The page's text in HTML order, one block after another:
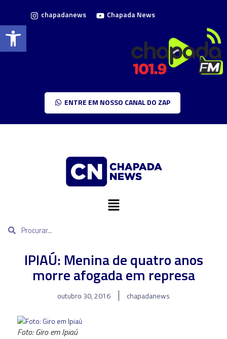
Barra de Ferramentas Aberta
chapadanews Chapada News
ENTRE EM NOSSO CANAL DO ZAP
IPIAÚ: Menina de quatro anos
morre afogada em represa
outubro 30, 2016 chapadanews
Foto: Giro em Ipiaú